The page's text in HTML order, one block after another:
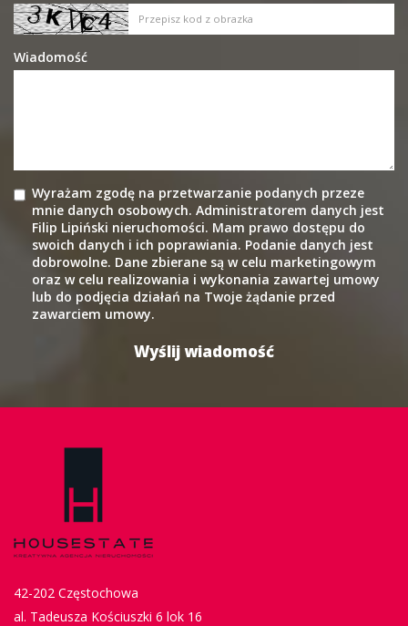
Wiadomość
Wyrażam zgodę na przetwarzanie podanych przeze
mnie danych osobowych. Administratorem danych jest
Filip Lipiński nieruchomości. Mam prawo dostępu do
swoich danych i ich poprawiania. Podanie danych jest
dobrowolne. Dane zbierane są w celu marketingowym
oraz w celu realizowania i wykonania zawartej umowy
lub do podjęcia działań na Twoje żądanie przed
zawarciem umowy.
42-202 Częstochowa
al. Tadeusza Kościuszki 6 lok 16